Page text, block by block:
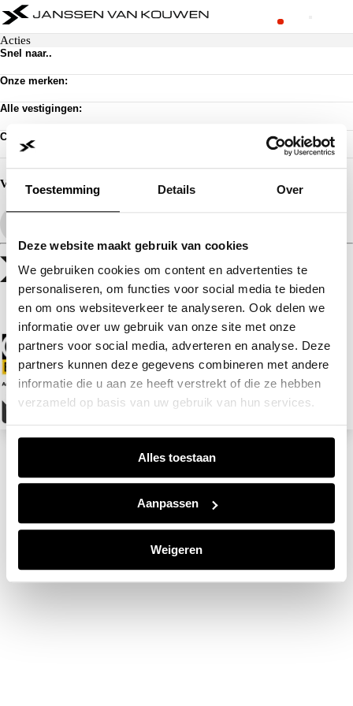
Toestemming Details Over
Deze website maakt gebruik van cookies
We gebruiken cookies om content en advertenties te
personaliseren, om functies voor social media te bieden
en om ons websiteverkeer te analyseren. Ook delen we
informatie over uw gebruik van onze site met onze
partners voor social media, adverteren en analyse. Deze
partners kunnen deze gegevens combineren met andere
informatie die u aan ze heeft verstrekt of die ze hebben
verzameld op basis van uw gebruik van hun services.
Alles toestaan
Aanpassen
Weigeren
Acties
Snel naar..
Werkplaats afspraak
Privacy verklaring
Cookie toestemming wijzigen
Pechhulp
Onze merken:
Alfa Romeo
Dongfeng
Jeeps By Titan
Lancia
Voyah
Alle vestigingen:
Almere Occasion
Almere Stellantis House
Mijdrecht
Hilversum
Huizen
Contact
Klantenservice
Voorraad
Acties
Volg ons